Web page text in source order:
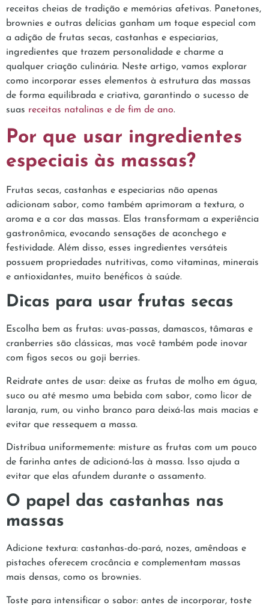
receitas cheias de tradição e memórias afetivas. Panetones,
brownies e outras delícias ganham um toque especial com
a adição de frutas secas, castanhas e especiarias,
ingredientes que trazem personalidade e charme a
qualquer criação culinária. Neste artigo, vamos explorar
como incorporar esses elementos à estrutura das massas
de forma equilibrada e criativa, garantindo o sucesso de
suas receitas natalinas e de fim de ano.
Por que usar ingredientes
especiais às massas?
Frutas secas, castanhas e especiarias não apenas
adicionam sabor, como também aprimoram a textura, o
aroma e a cor das massas. Elas transformam a experiência
gastronômica, evocando sensações de aconchego e
festividade. Além disso, esses ingredientes versáteis
possuem propriedades nutritivas, como vitaminas, minerais
e antioxidantes, muito benéficos à saúde.
Dicas para usar frutas secas
Escolha bem as frutas: uvas-passas, damascos, tâmaras e
cranberries são clássicas, mas você também pode inovar
com figos secos ou goji berries.
Reidrate antes de usar: deixe as frutas de molho em água,
suco ou até mesmo uma bebida com sabor, como licor de
laranja, rum, ou vinho branco para deixá-las mais macias e
evitar que ressequem a massa.
Distribua uniformemente: misture as frutas com um pouco
de farinha antes de adicioná-las à massa. Isso ajuda a
evitar que elas afundem durante o assamento.
O papel das castanhas nas
massas
Adicione textura: castanhas-do-pará, nozes, amêndoas e
pistaches oferecem crocância e complementam massas
mais densas, como os brownies.
Toste para intensificar o sabor: antes de incorporar, toste